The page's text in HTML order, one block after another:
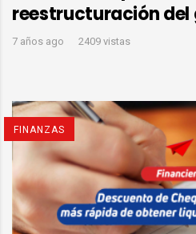
reestructuración del
7 años ago 2409 vistas
FINANZAS